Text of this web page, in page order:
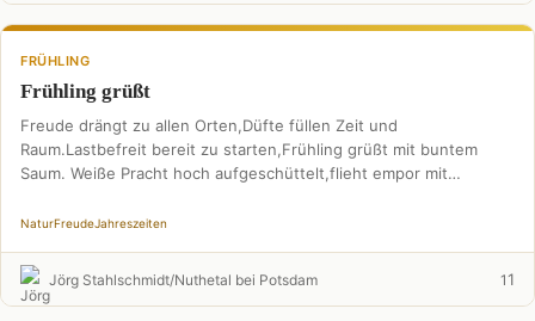
FRÜHLING
Frühling grüßt
Freude drängt zu allen Orten,Düfte füllen Zeit und
Raum.Lastbefreit bereit zu starten,Frühling grüßt mit buntem
Saum. Weiße Pracht hoch aufgeschüttelt,flieht empor mit
NaturFreudeJahreszeiten
Jörg Stahlschmidt/Nuthetal bei Potsdam 11